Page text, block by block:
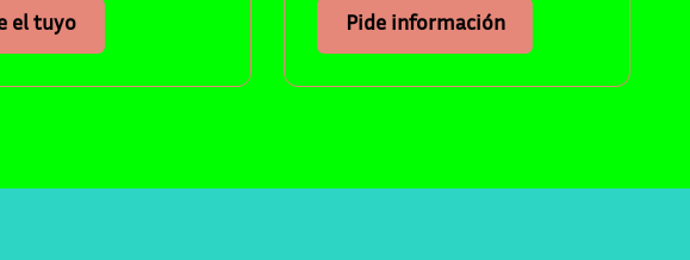
el tuyo Pide información